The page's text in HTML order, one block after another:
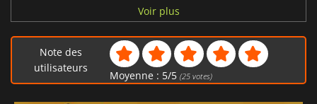
Turc
Russe
Voir plus
Note des
utilisateurs
Moyenne : 5/5 (25votes)